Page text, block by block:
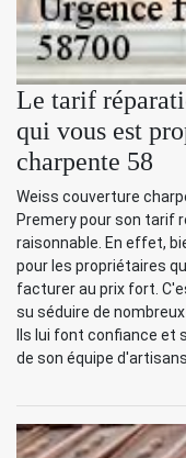
Le tarif
qui vous est
charpente 58
Weiss couverture
Premery pour son tarif
raisonnable. En effet,
pour les propriétaires
facturer au prix fort.
su séduire de
Ils lui font confiance
de son équipe